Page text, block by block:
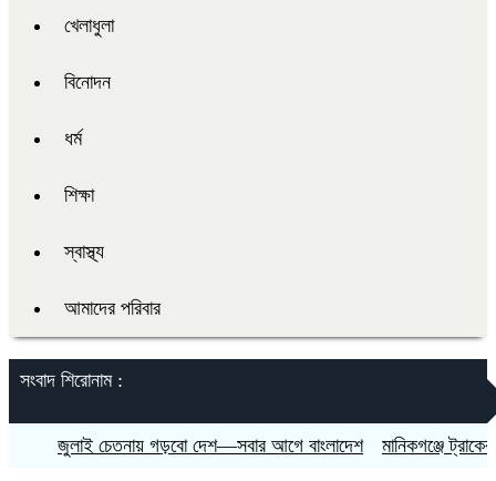
খেলাধুলা
বিনোদন
ধর্ম
শিক্ষা
স্বাস্থ্য
আমাদের পরিবার
সংবাদ শিরোনাম :
জুলাই চেতনায় গড়বো দেশ—সবার আগে বাংলাদেশ মানিকগঞ্জে ট্রাকের